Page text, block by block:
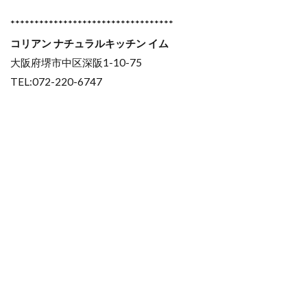
**********************************
コリアン ナチュラルキッチン イム
大阪府堺市中区深阪1-10-75
TEL:072-220-6747